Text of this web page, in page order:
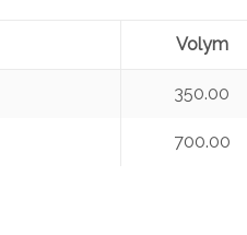
Volym
350.00
700.00